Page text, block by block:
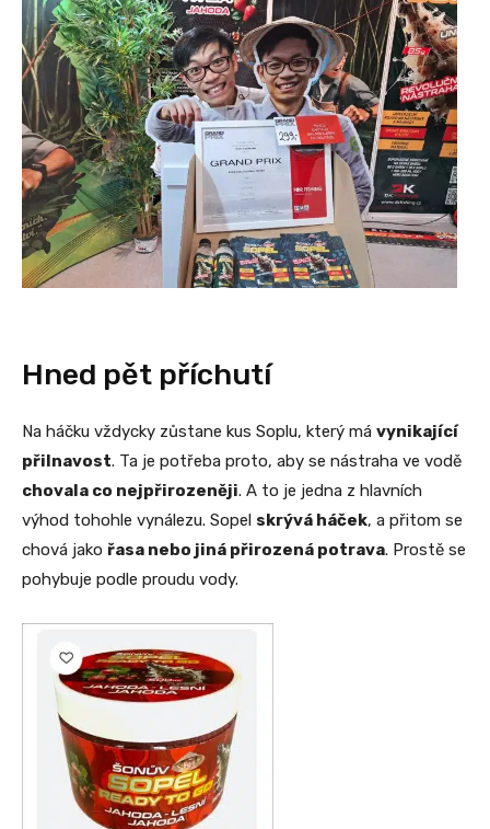
Hned pět příchutí
Na háčku vždycky zůstane kus Soplu, který má vynikající
přilnavost. Ta je potřeba proto, aby se nástraha ve vodě
chovala co nejpřirozeněji. A to je jedna z hlavních
výhod tohohle vynálezu. Sopel skrývá háček, a přitom se
chová jako řasa nebo jiná přirozená potrava. Prostě se
pohybuje podle proudu vody.